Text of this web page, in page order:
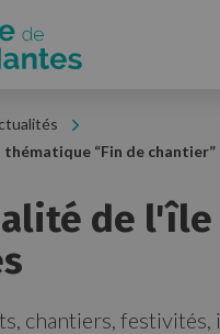
“Fin de chantier”
de l'île
chantiers, festivités,
des cookies